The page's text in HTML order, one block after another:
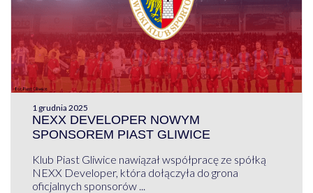
1 grudnia 2025
NEXX DEVELOPER NOWYM
SPONSOREM PIAST GLIWICE
Klub Piast Gliwice nawiązał współpracę ze spółką
NEXX Developer, która dołączyła do grona
oficjalnych sponsorów ...